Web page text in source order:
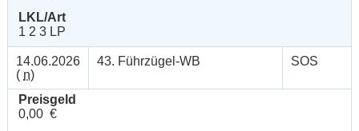
LKL/Art
1 2 3 LP
14.06.2026
( n)
43. Führzügel-WB SOS
Preisgeld
0,00 €